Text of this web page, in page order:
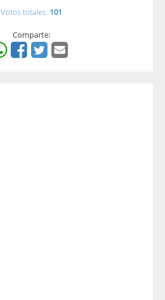
Votos totales: 101
Comparte: